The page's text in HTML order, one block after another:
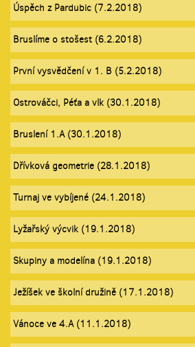
Úspěch z Pardubic (7.2.2018)
Bruslíme o stošest (6.2.2018)
První vysvědčení v 1. B (5.2.2018)
Ostrováčci, Péťa a vlk (30.1.2018)
Bruslení 1.A (30.1.2018)
Dřívková geometrie (28.1.2018)
Turnaj ve vybíjené (24.1.2018)
Lyžařský výcvik (19.1.2018)
Skupiny a modelína (19.1.2018)
Ježíšek ve školní družině (17.1.2018)
Vánoce ve 4.A (11.1.2018)